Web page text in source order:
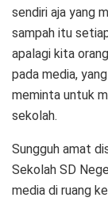
sendiri aja yang
sampah itu
apalagi kita
pada media,
meminta untuk
sekolah.
Sungguh amat
Sekolah SD
media di ruang